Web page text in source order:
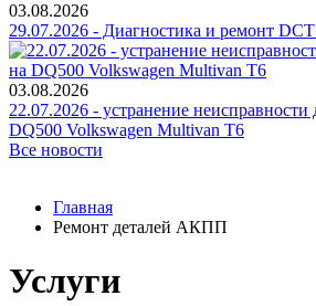
03.08.2026
29.07.2026 - Диагностика и ремонт
03.08.2026
22.07.2026 - устранение неисправности
DQ500 Volkswagen Multivan T6
Все новости
Главная
Ремонт деталей АКПП
Услуги